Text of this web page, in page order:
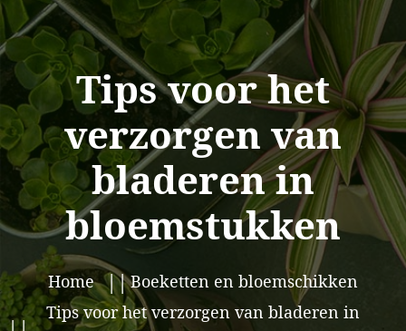
Tips voor het
verzorgen van
bladeren in
bloemstukken
Home
Boeketten en bloemschikken
Tips voor het verzorgen van bladeren in